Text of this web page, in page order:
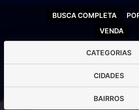
VENDA
BUSCA COMPLETA
CATEGORIAS
CIDADES
BAIRROS